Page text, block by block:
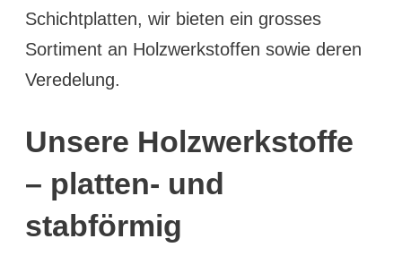
Schichtplatten, wir bieten ein grosses
Sortiment an Holzwerkstoffen sowie deren
Veredelung.
Unsere Holzwerkstoffe
– platten- und
stabförmig